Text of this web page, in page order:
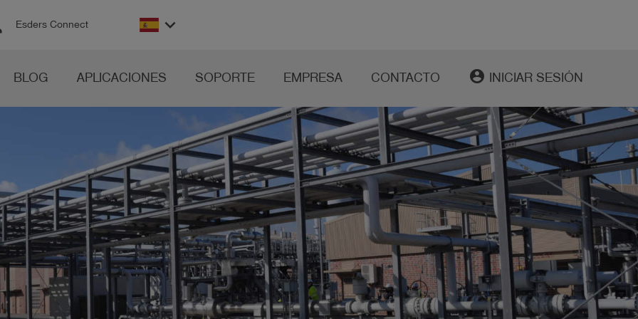
Esders Connect keyboard_arrow_down
BLOG APLICACIONES SOPORTE EMPRESA CONTACTO account_circle INICIAR SESIÓN